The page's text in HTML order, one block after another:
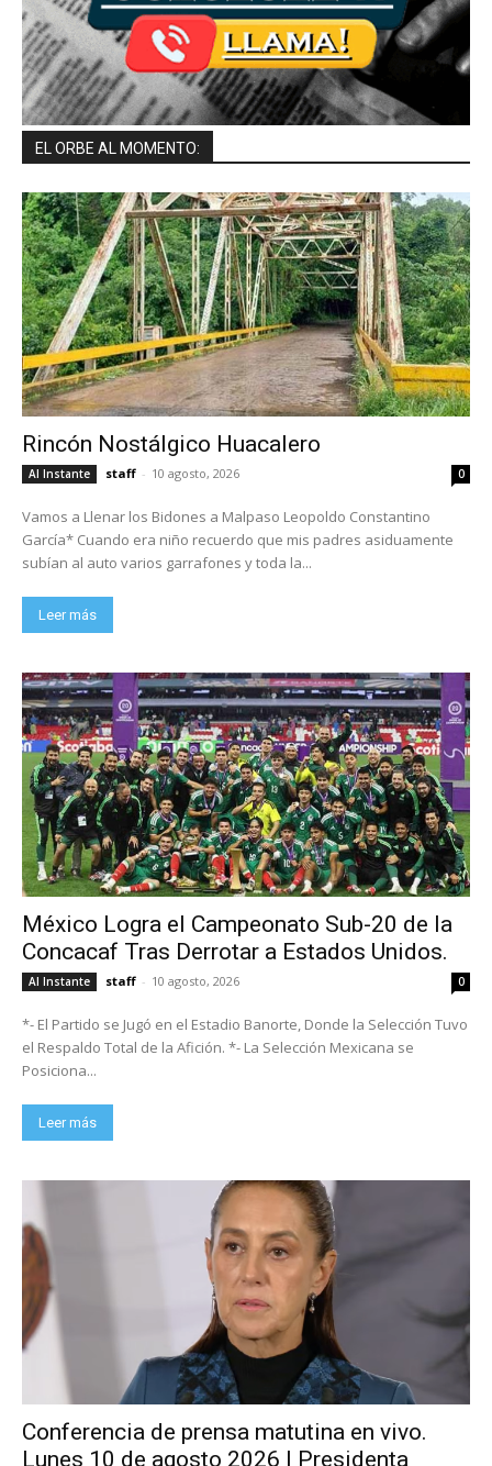
EL ORBE AL MOMENTO:
Rincón Nostálgico Huacalero
Al Instante staff - 10 agosto, 2026 0
Vamos a Llenar los Bidones a Malpaso Leopoldo Constantino
García* Cuando era niño recuerdo que mis padres asiduamente
subían al auto varios garrafones y toda la...
Leer más
México Logra el Campeonato Sub-20 de la
Concacaf Tras Derrotar a Estados Unidos.
Al Instante staff - 10 agosto, 2026 0
*- El Partido se Jugó en el Estadio Banorte, Donde la Selección Tuvo
el Respaldo Total de la Afición. *- La Selección Mexicana se
Posiciona...
Leer más
Conferencia de prensa matutina en vivo.
Lunes 10 de agosto 2026 | Presidenta